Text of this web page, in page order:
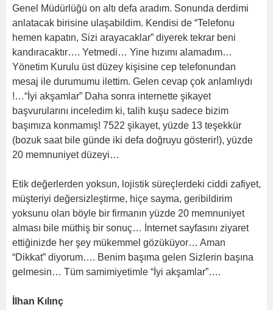
Genel Müdürlüğü on altı defa aradım. Sonunda derdimi
anlatacak birisine ulaşabildim. Kendisi de “Telefonu
hemen kapatın, Sizi arayacaklar” diyerek tekrar beni
kandıracaktır…. Yetmedi… Yine hızımı alamadım…
Yönetim Kurulu üst düzey kişisine cep telefonundan
mesaj ile durumumu ilettim. Gelen cevap çok anlamlıydı
!…“İyi akşamlar” Daha sonra internette şikayet
başvurularını inceledim ki, talih kuşu sadece bizim
başımıza konmamış! 7522 şikayet, yüzde 13 teşekkür
(bozuk saat bile günde iki defa doğruyu gösterir!), yüzde
20 memnuniyet düzeyi…
Etik değerlerden yoksun, lojistik süreçlerdeki ciddi zafiyet,
müşteriyi değersizleştirme, hiçe sayma, geribildirim
yoksunu olan böyle bir firmanın yüzde 20 memnuniyet
alması bile müthiş bir sonuç… İnternet sayfasını ziyaret
ettiğinizde her şey mükemmel gözüküyor… Aman
“Dikkat” diyorum…. Benim başıma gelen Sizlerin başına
gelmesin… Tüm samimiyetimle “İyi akşamlar”….
İlhan Kılınç